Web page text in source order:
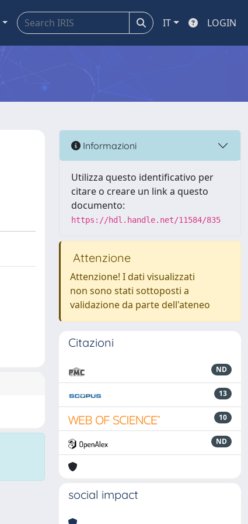
IT LOGIN
Informazioni
Utilizza questo identificativo per
citare o creare un link a questo
documento:
https://hdl.handle.net/11584/835
Attenzione
Attenzione! I dati visualizzati
non sono stati sottoposti a
validazione da parte dell'ateneo
Citazioni
ND
13
10
ND
social impact